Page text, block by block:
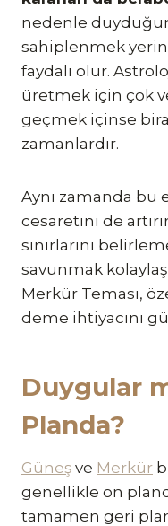
nedenle
sahiplenmek
faydalı olur.
üretmek için çok
geçmek içinse
zamanlardır.
Aynı zamanda
cesaretini de
sınırlarını
savunmak
Merkür Teması,
deme ihtiyacını
Duygular
Planda?
Güneş ve Merkür
genellikle ön
tamamen geri